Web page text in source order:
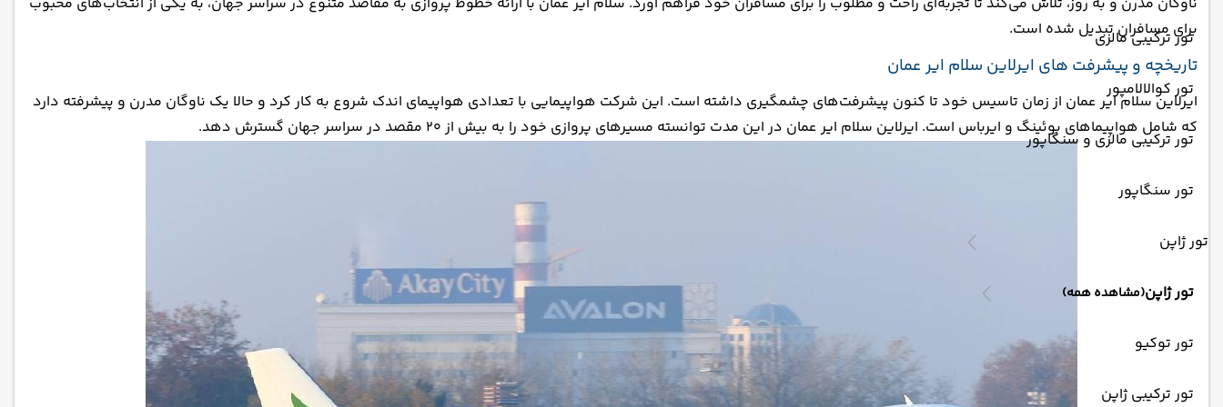
تور ترکیبی مالزی
تور کوالالامپور
تور ترکیبی مالزی و سنگاپور
تور سنگاپور
تور ژاپن
تور ژاپن(مشاهده همه)
تور توکیو
تور ترکیبی ژاپن
برای مسافران تبدیل شده است.
تاریخچه و پیشرفت های ایرلاین سلام ایر عمان
ایرلاین سلام ایر عمان از زمان تاسیس خود تا کنون پیشرفت‌های چشمگیری داشته است. این شرکت هواپیمایی با تعدادی هواپیمای اندک شروع به کار کرد و حالا یک ناوگان مدرن و پیشرفته دارد
که شامل هواپیماهای بوئینگ و ایرباس است. ایرلاین سلام ایر عمان در این مدت توانسته مسیرهای پروازی خود را به بیش از 20 مقصد در سراسر جهان گسترش دهد.